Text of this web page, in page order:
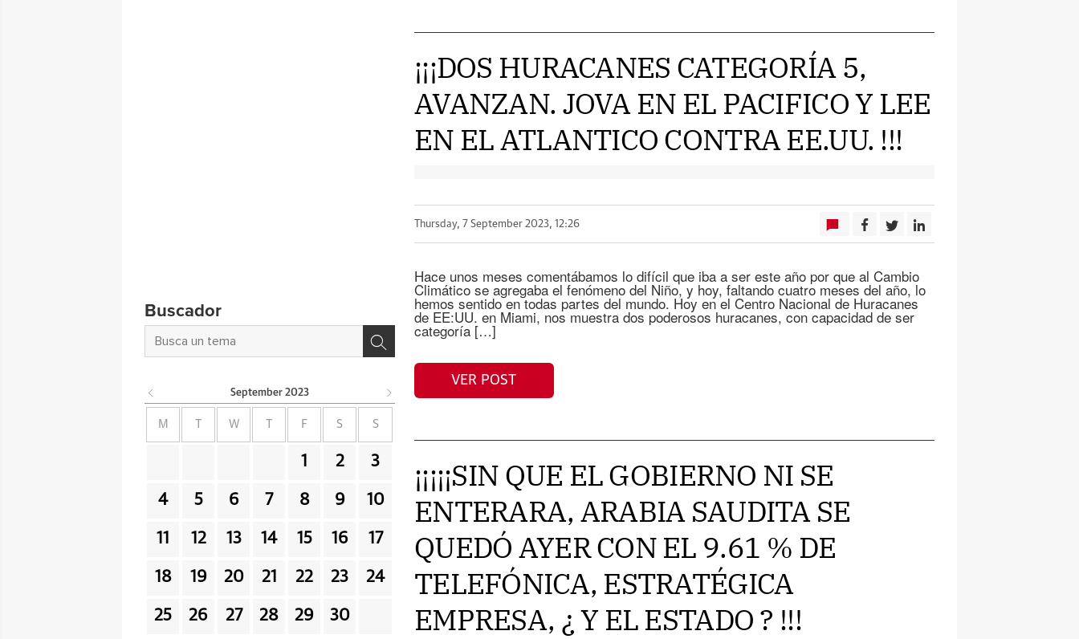
¡¡¡DOS HURACANES CATEGORÍA 5,
AVANZAN. JOVA EN EL PACIFICO Y LEE
EN EL ATLANTICO CONTRA EE.UU. !!!
Thursday, 7 September 2023, 12:26
Hace unos meses comentábamos lo difícil que iba a ser este año por que al Cambio
Climático se agregaba el fenómeno del Niño, y hoy, faltando cuatro meses del año, lo
hemos sentido en todas partes del mundo. Hoy en el Centro Nacional de Huracanes
de EE:UU. en Miami, nos muestra dos poderosos huracanes, con capacidad de ser
categoría […]
VER POST
¡¡¡¡¡SIN QUE EL GOBIERNO NI SE
ENTERARA, ARABIA SAUDITA SE
QUEDÓ AYER CON EL 9.61 % DE
TELEFÓNICA, ESTRATÉGICA
EMPRESA, ¿ Y EL ESTADO ? !!!
Buscador
September 2023
M W F S S
1 2 3
4 5 6 7 8 9 10
11 12 13 14 15 16 17
18 19 20 21 22 23 24
25 26 27 28 29 30